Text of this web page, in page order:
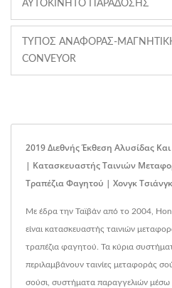
ΑΥΤΟΚΊΝΗΤΟ ΠΑΡΆΔΟΣΗΣ
ΤΎΠΟΣ ΑΝΑΦΟΡΆΣ-
CONVEYOR
2019 Διεθνής Έκθεση Αλυσίδας
| Κατασκευαστής Ταινιών
Τραπέζια Φαγητού | Χονγκ Τσιάνγκ
Με έδρα την Ταϊβάν από το 2004,
είναι κατασκευαστής ταινιών
τραπέζια φαγητού. Τα κύρια
περιλαμβάνουν ταινίες μεταφοράς
σούσι, συστήματα παραγγελιών μέσω